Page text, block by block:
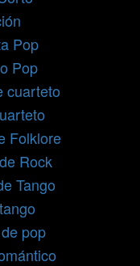
Pop
Pop
cuarteto
Folklore
Rock
Tango
pop